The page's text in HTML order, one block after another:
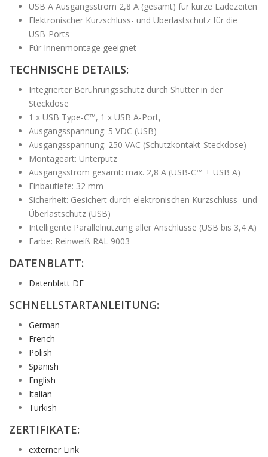
USB A Ausgangsstrom 2,8 A (gesamt) für kurze Ladezeiten
Elektronischer Kurzschluss- und Überlastschutz für die
USB-Ports
Für Innenmontage geeignet
TECHNISCHE DETAILS:
Integrierter Berührungsschutz durch Shutter in der
Steckdose
1 x USB Type-C™, 1 x USB A-Port,
Ausgangsspannung: 5 VDC (USB)
Ausgangsspannung: 250 VAC (Schutzkontakt-Steckdose)
Montageart: Unterputz
Ausgangsstrom gesamt: max. 2,8 A (USB-C™ + USB A)
Einbautiefe: 32 mm
Sicherheit: Gesichert durch elektronischen Kurzschluss- und
Überlastschutz (USB)
Intelligente Parallelnutzung aller Anschlüsse (USB bis 3,4 A)
Farbe: Reinweiß RAL 9003
DATENBLATT:
Datenblatt DE
SCHNELLSTARTANLEITUNG:
German
French
Polish
Spanish
English
Italian
Turkish
ZERTIFIKATE:
externer Link